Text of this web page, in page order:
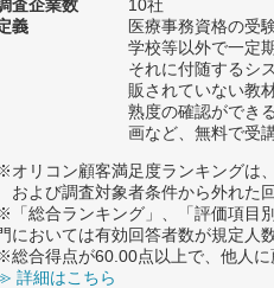
査企業数
10社
義
医療事務資格の受
学校等以外で一定
それに付随するシ
販されていない教
熟度の確認ができ
画など、無料で受
オリコン顧客満足度ランキングは
および調査対象者条件から外れた
「総合ランキング」、「評価項目
においては有効回答者数が規定人
総合得点が60.00点以上で、他人に
詳細はこちら